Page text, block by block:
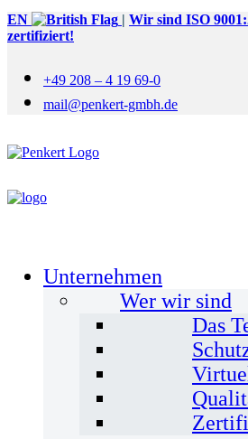
EN | Wir sind ISO
zertifiziert!
+49 208 – 4 19 69-0
mail@penkert-gmbh.de
Unternehmen
Wer wir sind
Das